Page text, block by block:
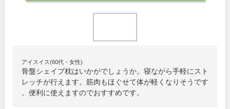
アイスイス(60代・女性)
骨盤シェイプ枕はいかがでしょうか。寝ながら手軽にスト
レッチが行えます。筋肉もほぐせて体が軽くなりそうです
。便利に使えますのでおすすめです。